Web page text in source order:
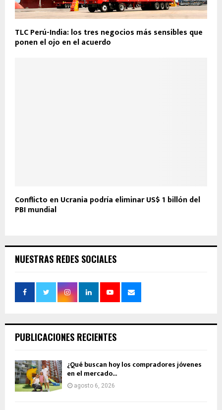
TLC Perú-India: los tres negocios más sensibles que
ponen el ojo en el acuerdo
Conflicto en Ucrania podría eliminar US$ 1 billón del
PBI mundial
NUESTRAS REDES SOCIALES
PUBLICACIONES RECIENTES
¿Qué buscan hoy los compradores jóvenes
en el mercado...
agosto 6, 2026